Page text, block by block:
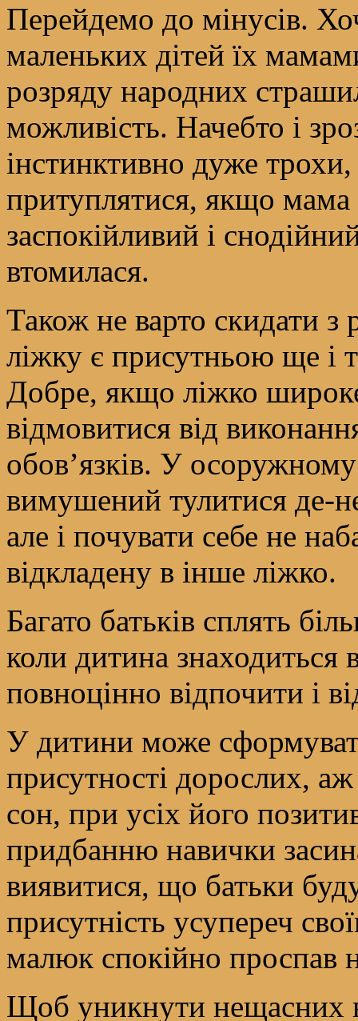
Перейдемо до мінусів.
маленьких дітей їх
розряду народних
можливість. Начебто і
інстинктивно дуже
притуплятися, якщо
заспокійливий і
втомилася.
Також не варто скидати з
ліжку є присутньою ще і
Добре, якщо ліжко
відмовитися від
обов’язків. У
вимушений тулитися де-
але і почувати себе не
відкладену в інше ліжко.
Багато батьків сплять
коли дитина знаходиться
повноцінно відпочити і
У дитини може
присутності дорослих,
сон, при усіх його
придбанню навички
виявитися, що батьки
присутність усупереч
малюк спокійно проспав
Щоб уникнути нещасних